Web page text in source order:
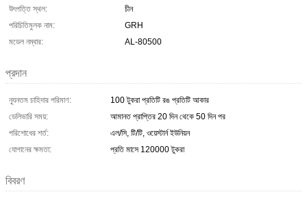
উৎপত্তি স্থল:
চীন
পরিচিতিমুলক নাম:
GRH
মডেল নম্বার:
AL-80500
প্রদান
ন্যূনতম চাহিদার পরিমাণ:
100 টুকরা প্রতিটি রঙ প্রতিটি আকার
ডেলিভারি সময়:
আমানত প্রাপ্তির 20 দিন থেকে 50 দিন পর
পরিশোধের শর্ত:
এল/সি, টি/টি, ওয়েস্টার্ন ইউনিয়ন
যোগানের ক্ষমতা:
প্রতি মাসে 120000 টুকরা
বিবরণ